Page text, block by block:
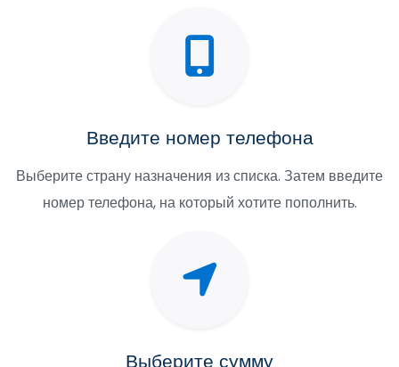
Введите номер телефона
Выберите страну назначения из списка. Затем введите
номер телефона, на который хотите пополнить.
Выберите сумму